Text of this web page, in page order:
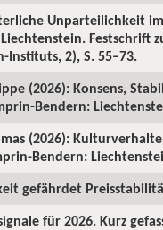
Unparteilichkeit
Festschrift
Instituts, 2), S. 55–73.
(2026): Konsens,
Bendern:
(2026):
Bendern:
gefährdet
für 2026. Kurz